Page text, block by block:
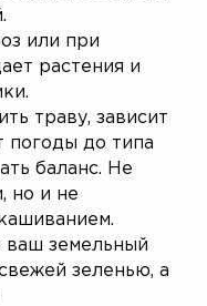
или при
растения и
траву, зависит
погоды до типа
баланс. Не
но и не
ваш земельный
зеленью, а